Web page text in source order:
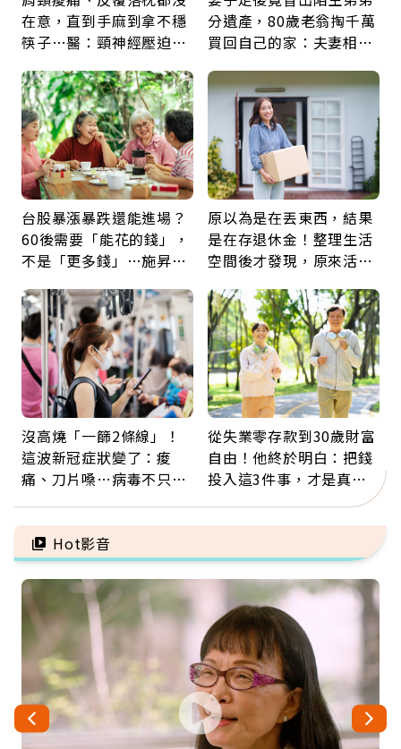
在意，直到手麻到拿不穩
筷子…醫：頸神經壓迫上
鍵
分遺產，80歲老翁掏千萬
買回自己的家：夫妻相守
台股暴漲暴跌還能進場？
60後需要「能花的錢」，
不是「更多錢」…施昇
票
原以為是在丟東西，結果
是在存退休金！整理生活
空間後才發現，原來活得
沒高燒「一篩2條線」！
這波新冠症狀變了：痠
痛、刀片嗓…病毒不只攻
管發炎
從失業零存款到30歲財富
自由！他終於明白：把錢
投入這3件事，才是真正
Hot影音